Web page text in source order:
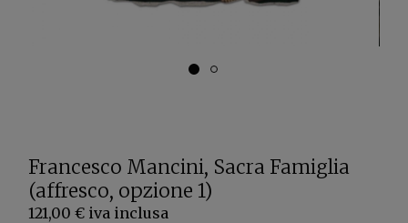
Francesco Mancini, Sacra Famiglia
(affresco, opzione 1)
121,00 € iva inclusa